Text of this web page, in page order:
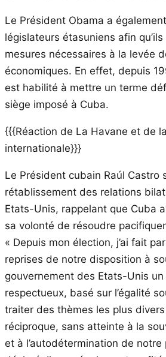
Le Président Obama a
législateurs étasuniens afin
mesures nécessaires à la levée
économiques. En effet, depuis
est habilité à mettre un terme
siège imposé à Cuba.
{{{Réaction de La Havane et de
internationale}}}
Le Président cubain Raúl Castro
rétablissement des relations
Etats-Unis, rappelant que Cuba
sa volonté de résoudre
« Depuis mon élection, j’ai fait
reprises de notre disposition à
gouvernement des Etats-Unis
respectueux, basé sur l’égalité
traiter des thèmes les plus
réciproque, sans atteinte à la
et à l’autodétermination de